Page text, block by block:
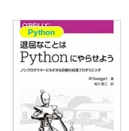
Python